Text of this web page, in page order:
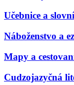
Učebnice a
Náboženstvo a
Mapy a
Cudzojazyčná